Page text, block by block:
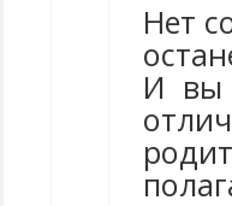
Нет
И вы